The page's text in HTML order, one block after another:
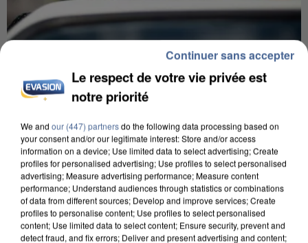
5 août 2026
Une enquête ouverte à Marseille après la
Trois personnes ont été placées en garde à vue.
Le respect de votre vie privée est
notre priorité
We and our (447) partnersdo the following data processing based on
your consent and/or our legitimate interest: Store and/or access
information on a device; Use limited data to select advertising; Create
profiles for personalised advertising; Use profiles to select personalised
advertising; Measure advertising performance; Measure content
performance; Understand audiences through statistics or combinations
of data from different sources; Develop and improve services; Create
profiles to personalise content; Use profiles to select personalised
content; Use limited data to select content; Ensure security, prevent and
detect fraud, and fix errors; Deliver and present advertising and content;
Continuer sans accepter